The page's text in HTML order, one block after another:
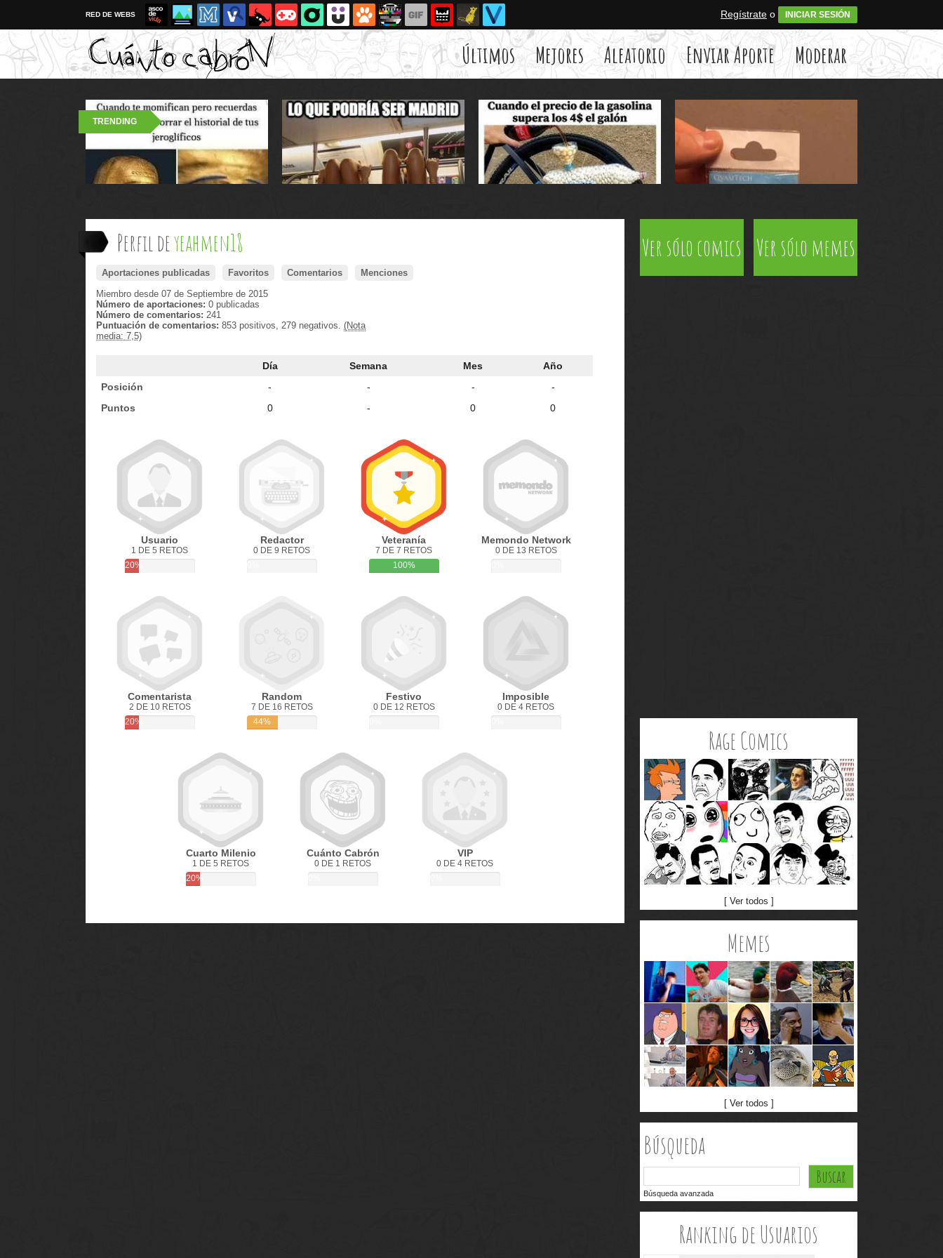
RED DE WEBS Regístrate o INICIAR SESIÓN
Últimos Mejores Aleatorio Enviar Aporte Moderar
TRENDING
Perfil deyeahmen18
Aportaciones publicadas Favoritos Comentarios
Menciones
Miembro desde 07 de Septiembre de 2015
Número de aportaciones: 0 publicadas
Número de comentarios: 241
Puntuación de comentarios: 853 positivos, 279 negativos. (Nota
media: 7,5)
Día Semana Mes
Año
Posición
- - -
-
Puntos
0 - 0 0
Usuario
1 DE 5 RETOS
20%
Redactor
0 DE 9 RETOS
Veteranía
7 DE 7 RETOS
100%
Memondo Network
0 DE 13 RETOS
Comentarista
2 DE 10 RETOS
20%
Random
7 DE 16 RETOS
44%
Festivo
0 DE 12 RETOS
Imposible
0 DE 4 RETOS
Cuarto Milenio
1 DE 5 RETOS
20%
Cuánto Cabrón
0 DE 1 RETOS
VIP
0 DE 4 RETOS
Ver sólo comics Ver sólo memes
Rage Comics
[ Ver todos ]
Memes
[ Ver todos ]
Búsqueda
Búsqueda avanzada
Ranking de Usuarios